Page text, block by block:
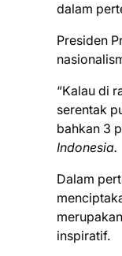
dalam
Presiden
“Kalau di
serentak
bahkan 3
Indonesia.
Dalam
inspiratif.